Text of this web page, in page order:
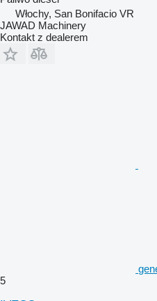
Włochy, San Bonifacio VR
JAWAD Machinery
Kontakt z dealerem
5